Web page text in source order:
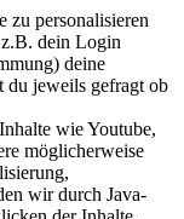
zu personalisieren
dein Login
deine
du jeweils gefragt ob
wie Youtube,
möglicherweise
wir durch Java-